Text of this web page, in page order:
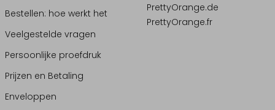
Bestellen: hoe werkt het
Veelgestelde vragen
Persoonlijke proefdruk
Prijzen en Betaling
Enveloppen
PrettyOrange.de
PrettyOrange.fr